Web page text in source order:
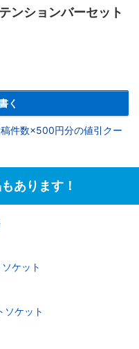
ンションバーセット
く
件数×500円分の値引クー
あります！
ケット
ケット